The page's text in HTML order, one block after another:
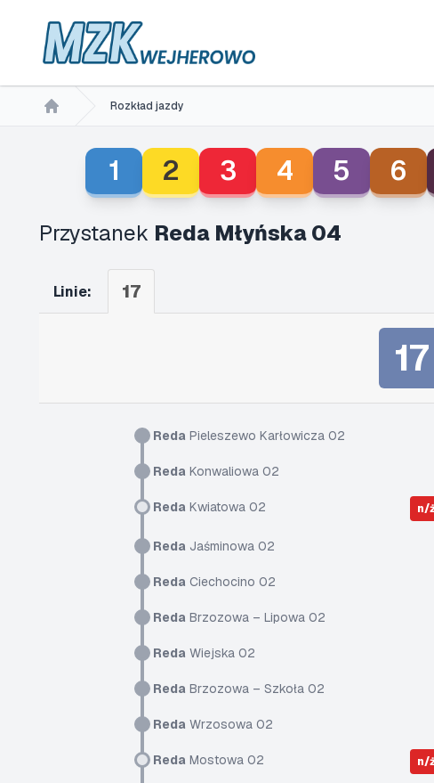
Rozkład jazdy
1 2 3 4 5 6
Przystanek Reda Młyńska 04
Linie: 17
17
Reda Pieleszewo Karłowicza 02
Reda Konwaliowa 02
Reda Kwiatowa 02 n/
Reda Jaśminowa 02
Reda Ciechocino 02
Reda Brzozowa – Lipowa 02
Reda Wiejska 02
Reda Brzozowa – Szkoła 02
Reda Wrzosowa 02
Reda Mostowa 02 n/